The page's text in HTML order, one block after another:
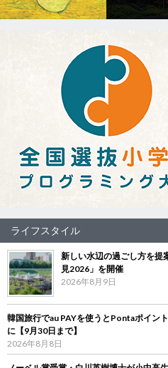
ライフスタイル
新しい水辺の過ごし方を
見2026」を開催
2026年8月9日
韓国旅行でau PAYを使うとPontaポイン
に【9月30日まで】
2026年8月8日